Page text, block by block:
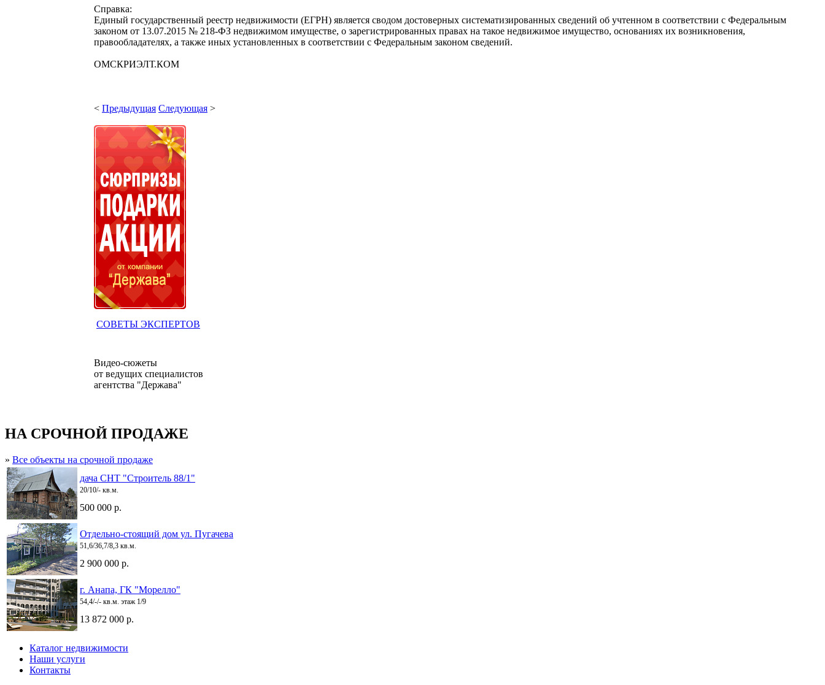
Справка:
Единый государственный реестр недвижимости (ЕГРН) является сводом достоверных систематизированных сведений об учтенном в соответствии с Федеральным
законом от 13.07.2015 № 218-ФЗ недвижимом имуществе, о зарегистрированных правах на такое недвижимое имущество, основаниях их возникновения,
правообладателях, а также иных установленных в соответствии с Федеральным законом сведений.
ОМСКРИЭЛТ.КОМ
< Предыдущая Следующая >
СОВЕТЫ ЭКСПЕРТОВ
Видео-сюжеты
от ведущих специалистов
агентства "Держава"
НА СРОЧНОЙ ПРОДАЖЕ
» Все объекты на срочной продаже
дача СНТ "Строитель 88/1"
20/10/- кв.м.
500 000 р.
Отдельно-стоящий дом ул. Пугачева
51,6/36,7/8,3 кв.м.
2 900 000 р.
г. Анапа, ГК "Морелло"
54,4/-/- кв.м. этаж 1/9
13 872 000 р.
Каталог недвижимости
Наши услуги
Контакты